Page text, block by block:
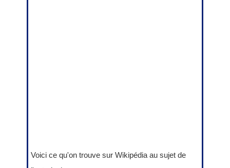
Voici ce qu'on trouve sur Wikipédia au sujet de